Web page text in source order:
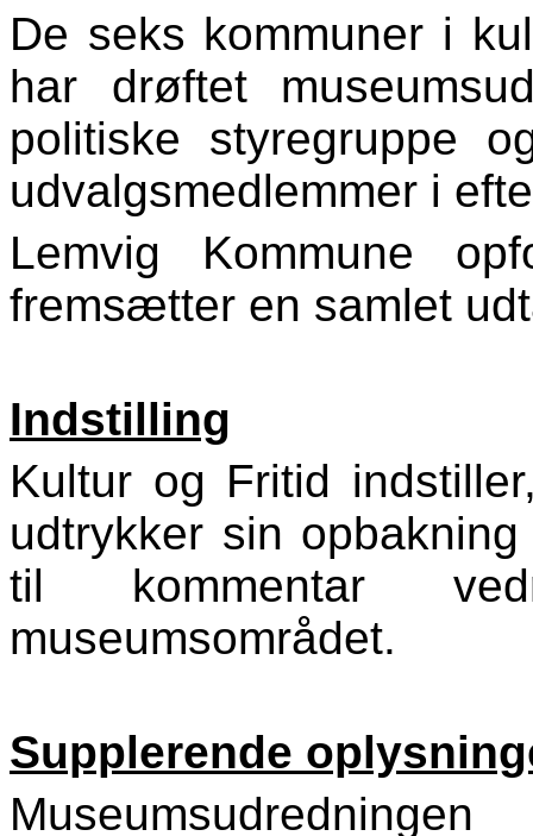
De seks kommuner i
har drøftet
politiske styregruppe
udvalgsmedlemmer i
Lemvig Kommune
fremsætter en samlet
Indstilling
Kultur og Fritid
udtrykker sin
til kommentar
museumsområdet.
Supplerende